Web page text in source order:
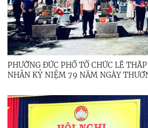
PHƯỜNG ĐỨC PHỔ TỔ CHỨC LỄ
NHÂN KỶ NIỆM 79 NĂM NGÀY